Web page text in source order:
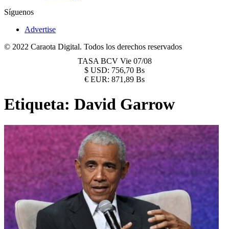
Síguenos
Advertise
© 2022 Caraota Digital. Todos los derechos reservados
TASA BCV Vie 07/08
$ USD: 756,70 Bs
€ EUR: 871,89 Bs
Etiqueta: David Garrow